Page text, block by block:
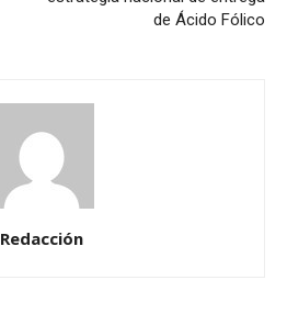
de Ácido Fólico
Redacción